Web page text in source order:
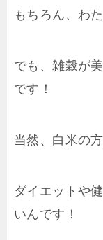
もちろん、わ
でも、雑穀が
です！
当然、白米の
ダイエットや
いんです！